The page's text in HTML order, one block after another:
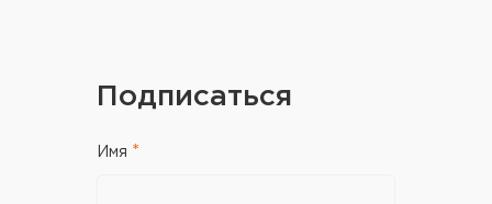
Подписаться
Имя